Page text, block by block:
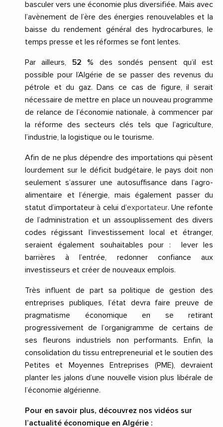
basculer vers une économie plus diversifiée. Mais avec
l’avènement de l’ère des énergies renouvelables et la
baisse du rendement général des hydrocarbures, le
temps presse et les réformes se font lentes.
Par ailleurs, 52 % des sondés pensent qu’il est
possible pour l’Algérie de se passer des revenus du
pétrole et du gaz. Dans ce cas de figure, il serait
nécessaire de mettre en place un nouveau programme
de relance de l’économie nationale, à commencer par
la réforme des secteurs clés tels que l’agriculture,
l’industrie, la logistique ou le tourisme.
Afin de ne plus dépendre des importations qui pèsent
lourdement sur le déficit budgétaire, le pays doit non
seulement s’assurer une autosuffisance dans l’agro-
alimentaire et l’énergie, mais également passer du
statut d’importateur à celui d’exportateur. Une refonte
de l’administration et un assouplissement des divers
codes régissant l’investissement local et étranger,
seraient également souhaitables pour : lever les
barrières à l’entrée, redonner confiance aux
investisseurs et créer de nouveaux emplois.
Très influent de part sa politique de gestion des
entreprises publiques, l’état devra faire preuve de
pragmatisme économique en se retirant
progressivement de l’organigramme de certains de
ses fleurons industriels non performants. Enfin, la
consolidation du tissu entrepreneurial et le soutien des
Petites et Moyennes Entreprises (PME), devraient
planter les jalons d’une nouvelle vision plus libérale de
l’économie algérienne.
Pour en savoir plus, découvrez nos vidéos sur
l’actualité économique en Algérie :